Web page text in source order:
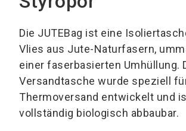
Die JUTEBag ist eine
Vlies aus Jute-Naturfasern,
einer faserbasierten Umhüllung.
Versandtasche wurde speziell
Thermoversand entwickelt und
vollständig biologisch abbaubar.